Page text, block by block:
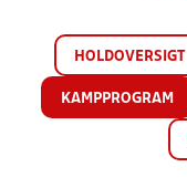
HOLDOVERSIGT
KAMPPROGRAM